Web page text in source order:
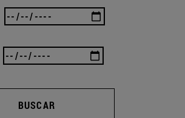
BUSCAR